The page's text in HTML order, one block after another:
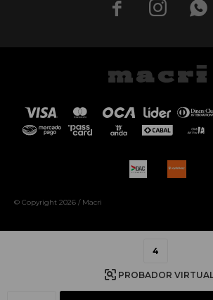
4
PROBADOR
  
© Copyright 2026 / Macri